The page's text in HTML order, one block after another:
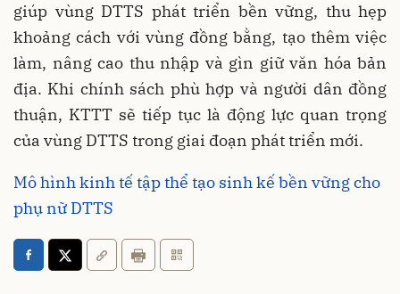
giúp vùng DTTS phát triển bền vững, thu hẹp
khoảng cách với vùng đồng bằng, tạo thêm việc
làm, nâng cao thu nhập và gìn giữ văn hóa bản
địa. Khi chính sách phù hợp và người dân đồng
thuận, KTTT sẽ tiếp tục là động lực quan trọng
của vùng DTTS trong giai đoạn phát triển mới.
Mô hình kinh tế tập thể tạo sinh kế bền vững cho
phụ nữ DTTS